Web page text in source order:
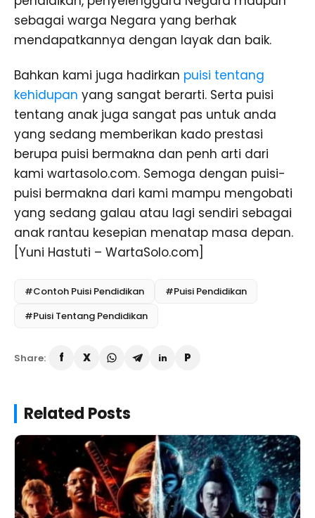
sebagai warga Negara yang berhak
mendapatkannya dengan layak dan baik.
Bahkan kami juga hadirkan puisi tentang
kehidupan yang sangat berarti. Serta puisi
tentang anak juga sangat pas untuk anda
yang sedang memberikan kado prestasi
berupa puisi bermakna dan penh arti dari
kami wartasolo.com. Semoga dengan puisi-
puisi bermakna dari kami mampu mengobati
yang sedang galau atau lagi sendiri sebagai
anak rantau kesepian menatap masa depan.
[Yuni Hastuti – WartaSolo.com]
#Contoh Puisi Pendidikan
#Puisi Pendidikan
#Puisi Tentang Pendidikan
Share:
Related Posts